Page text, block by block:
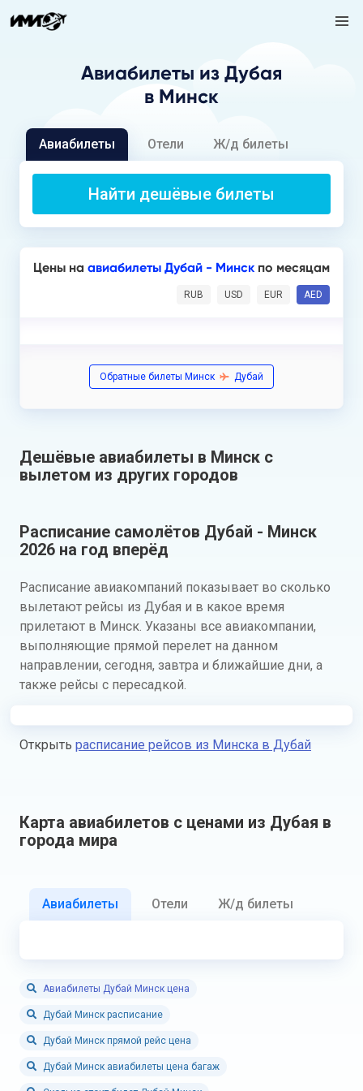
Авиабилеты из Дубая
в Минск
Авиабилеты Отели Ж/д билеты
Найти дешёвые билеты
Цены на авиабилеты Дубай - Минск по месяцам
RUB USD EUR AED
Обратные билеты Минск Дубай
Дешёвые авиабилеты в Минск с
вылетом из других городов
Расписание самолётов Дубай - Минск
2026 на год вперёд
Расписание авиакомпаний показывает во сколько
вылетают рейсы из Дубая и в какое время
прилетают в Минск. Указаны все авиакомпании,
выполняющие прямой перелет на данном
направлении, сегодня, завтра и ближайшие дни, а
также рейсы с пересадкой.
Открыть расписание рейсов из Минска в Дубай
Карта авиабилетов с ценами из Дубая в
города мира
Авиабилеты Отели Ж/д билеты
Авиабилеты Дубай Минск цена
Дубай Минск расписание
Дубай Минск прямой рейс цена
Дубай Минск авиабилеты цена багаж